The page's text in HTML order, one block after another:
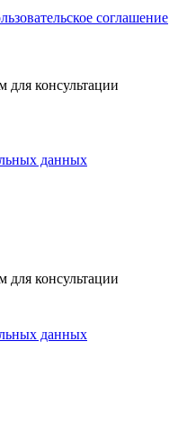
соглашение
для консультации
данных
для консультации
данных